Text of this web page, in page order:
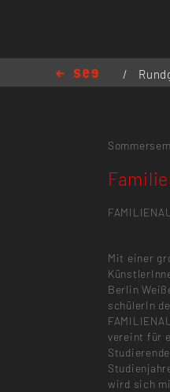
/
Mit einer
Berlin
schülerIn
vereint für
wird sich